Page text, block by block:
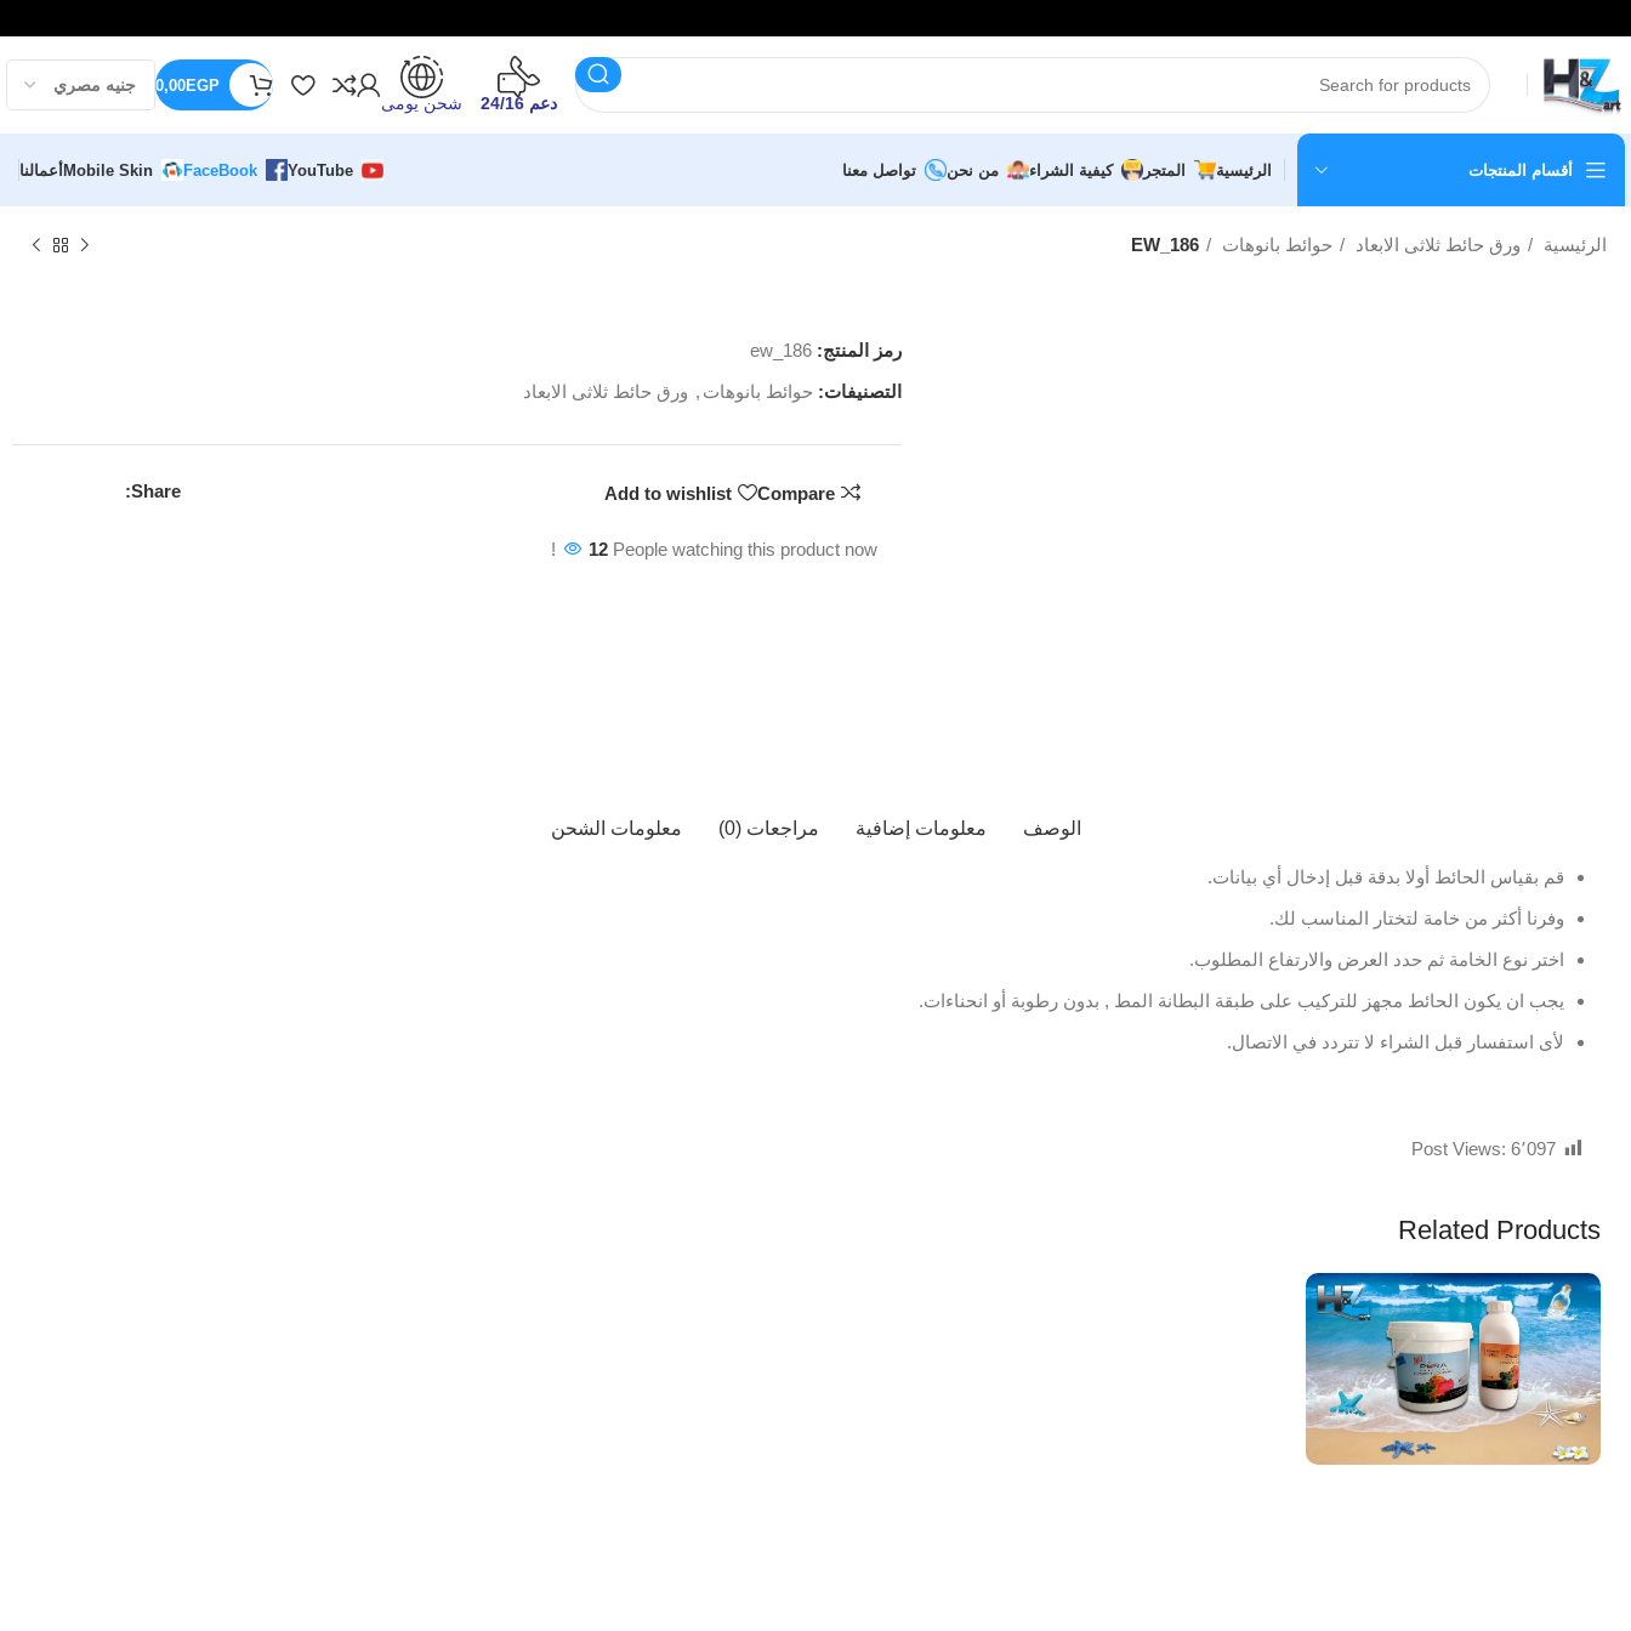
دعم 24/16 شحن يومى
0,00EGP
أقسام المنتجات الرئيسية المتجر كيفية الشراء من نحن تواصل معنا YouTube
FaceBook
Mobile Skinأعمالنا
الرئيسية ورق حائط ثلاثى الابعاد حوائط بانوهات EW_186
رمز المنتج: ew_186
التصنيفات: حوائط بانوهات , ورق حائط ثلاثى الابعاد
Compare
Add to wishlist
Share:
12 People watching this product now!
الوصف معلومات إضافية مراجعات (0) معلومات الشحن
قم بقياس الحائط أولا بدقة قبل إدخال أي بيانات.
وفرنا أكثر من خامة لتختار المناسب لك.
اختر نوع الخامة ثم حدد العرض والارتفاع المطلوب.
يجب ان يكون الحائط مجهز للتركيب على طبقة البطانة المط , بدون رطوبة أو انحناءات.
لأى استفسار قبل الشراء لا تتردد في الاتصال.
Post Views: 6٬097
Related Products